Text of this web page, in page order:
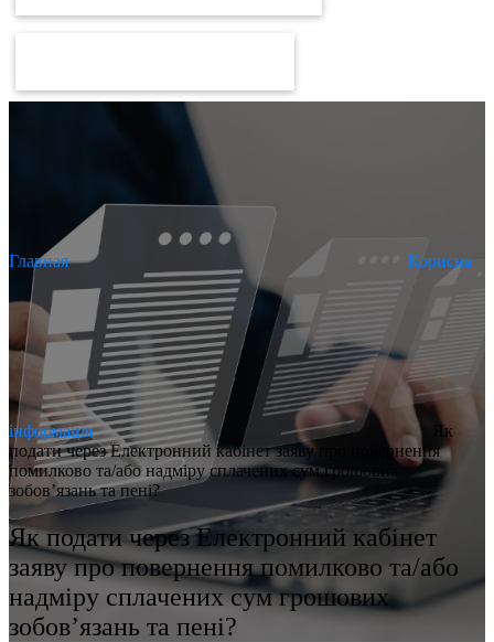
Главная Корисна
інформація
Як
подати через Електронний кабінет заяву про повернення
помилково та/або надміру сплачених сум грошових
зобов’язань та пені?
Як подати через Електронний кабінет
заяву про повернення помилково та/або
надміру сплачених сум грошових
зобов’язань та пені?